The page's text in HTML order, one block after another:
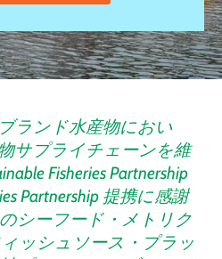
ランド水産物におい
サプライチェーンを維
Fisheries Partnership
Partnership 提携に感謝
シーフード・メトリク
ッシュソース・プラッ